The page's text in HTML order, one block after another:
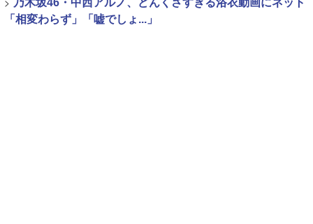
「相変わらず」「嘘でしょ...」